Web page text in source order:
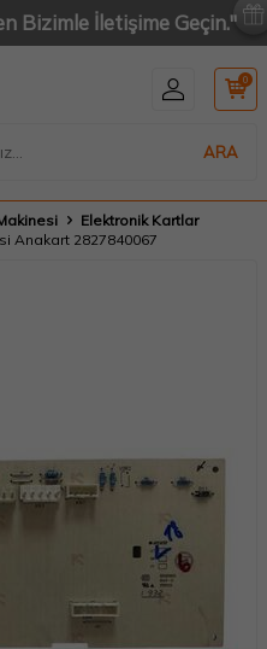
Bizimle İletişime Geçin."
ARA
0
Elektronik Kartlar
Anakart 2827840067